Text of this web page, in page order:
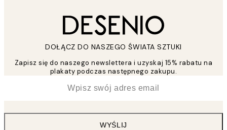
DOŁĄCZ DO NASZEGO ŚWIATA SZTUKI
Zapisz się do naszego newslettera i uzyskaj 15% rabatu na
plakaty podczas następnego zakupu.
WYŚLIJ